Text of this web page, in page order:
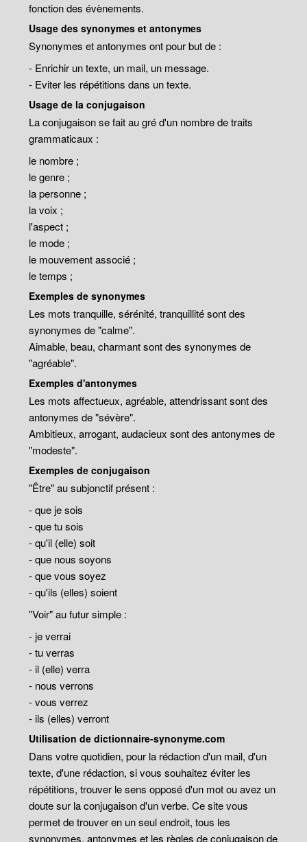
fonction des évènements.
Usage des synonymes et antonymes
Synonymes et antonymes ont pour but de :
- Enrichir un texte, un mail, un message.
- Eviter les répétitions dans un texte.
Usage de la conjugaison
La conjugaison se fait au gré d'un nombre de traits
grammaticaux :
le nombre ;
le genre ;
la personne ;
la voix ;
l'aspect ;
le mode ;
le mouvement associé ;
le temps ;
Exemples de synonymes
Les mots tranquille, sérénité, tranquillité sont des
synonymes de "calme".
Aimable, beau, charmant sont des synonymes de
"agréable".
Exemples d'antonymes
Les mots affectueux, agréable, attendrissant sont des
antonymes de "sévère".
Ambitieux, arrogant, audacieux sont des antonymes de
"modeste".
Exemples de conjugaison
"Être" au subjonctif présent :
- que je sois
- que tu sois
- qu'il (elle) soit
- que nous soyons
- que vous soyez
- qu'ils (elles) soient
"Voir" au futur simple :
- je verrai
- tu verras
- il (elle) verra
- nous verrons
- vous verrez
- ils (elles) verront
Utilisation de dictionnaire-synonyme.com
Dans votre quotidien, pour la rédaction d'un mail, d'un
texte, d'une rédaction, si vous souhaitez éviter les
répétitions, trouver le sens opposé d'un mot ou avez un
doute sur la conjugaison d'un verbe. Ce site vous
permet de trouver en un seul endroit, tous les
synonymes, antonymes et les règles de conjugaison de